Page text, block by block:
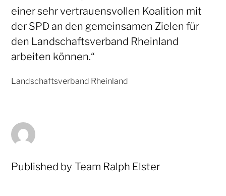
einer sehr vertrauensvollen Koalition mit
der SPD an den gemeinsamen Zielen für
den Landschaftsverband Rheinland
arbeiten können.“
Published by Team Ralph Elster